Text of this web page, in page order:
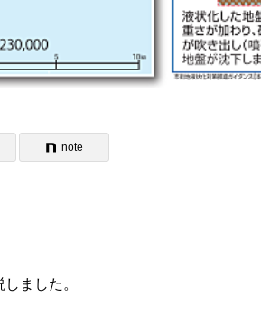
note
ました。